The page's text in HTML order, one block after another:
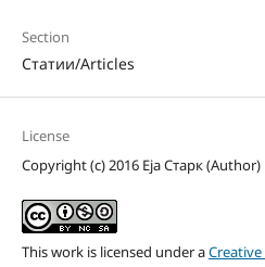
Section
Статии/Articles
License
Copyright (c) 2016 Еjа Старк (Author)
This work is licensed under a